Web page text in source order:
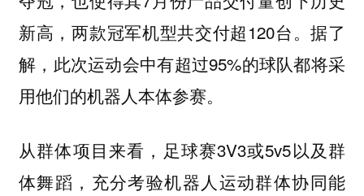
新高，两款冠军机型共交付超120台。据了
解，此次运动会中有超过95%的球队都将采
用他们的机器人本体参赛。
从群体项目来看，足球赛3V3或5v5以及群
体舞蹈，充分考验机器人运动群体协同能